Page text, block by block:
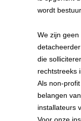
wordt
We zijn
die
rechtstreeks
Als non-
belangen
installateurs